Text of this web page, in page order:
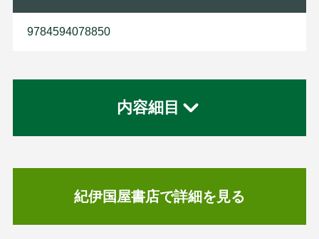
9784594078850
内容細目
紀伊国屋書店で詳細を見る